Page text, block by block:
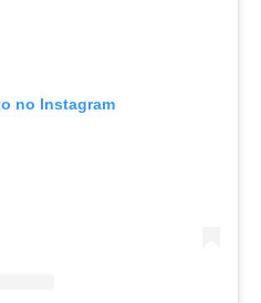
no Instagram